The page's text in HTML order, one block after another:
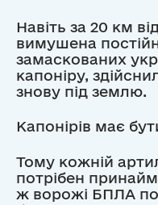
Навіть за 20 км
вимушена
замаскованих
капоніру,
знову під землю.
Капонірів має
Тому кожній
потрібен
ж ворожі БПЛА